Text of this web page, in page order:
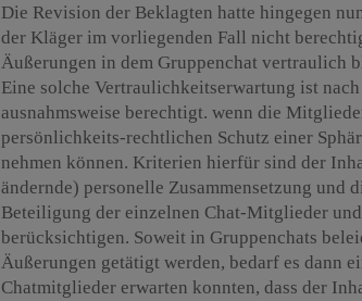
Die Revision der Beklagten hatte hingegen
der Kläger im vorliegenden Fall nicht
Äußerungen in dem Gruppenchat vertraulich
Eine solche Vertraulichkeitserwartung ist
ausnahmsweise berechtigt. wenn die
persönlichkeits-rechtlichen Schutz einer
nehmen können. Kriterien hierfür sind der
ändernde) personelle Zusammensetzung und
Beteiligung der einzelnen Chat-Mitglieder
berücksichtigen. Soweit in Gruppenchats
Äußerungen getätigt werden, bedarf es dann
Chatmitglieder erwarten konnten, dass der